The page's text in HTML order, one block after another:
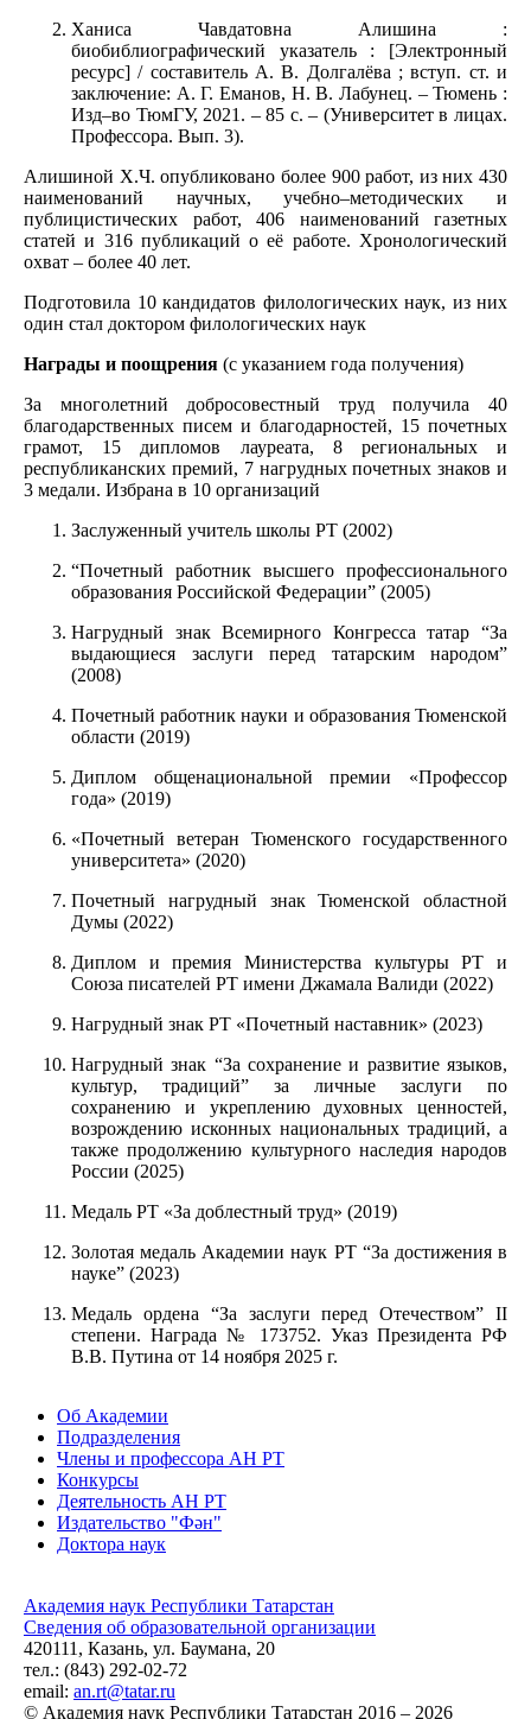
Ханиса Чавдатовна Алишина :
биобиблиографический указатель : [Электронный
ресурс] / составитель А. В. Долгалёва ; вступ. ст. и
заключение: А. Г. Еманов, Н. В. Лабунец. – Тюмень :
Изд–во ТюмГУ, 2021. – 85 с. – (Университет в лицах.
Профессора. Вып. 3).
Алишиной Х.Ч. опубликовано более 900 работ, из них 430
наименований научных, учебно–методических и
публицистических работ, 406 наименований газетных
статей и 316 публикаций о её работе. Хронологический
охват – более 40 лет.
Подготовила 10 кандидатов филологических наук, из них
один стал доктором филологических наук
Награды и поощрения (с указанием года получения)
За многолетний добросовестный труд получила 40
благодарственных писем и благодарностей, 15 почетных
грамот, 15 дипломов лауреата, 8 региональных и
республиканских премий, 7 нагрудных почетных знаков и
3 медали. Избрана в 10 организаций
Заслуженный учитель школы РТ (2002)
“Почетный работник высшего профессионального
образования Российской Федерации” (2005)
Нагрудный знак Всемирного Конгресса татар “За
выдающиеся заслуги перед татарским народом”
(2008)
Почетный работник науки и образования Тюменской
области (2019)
Диплом общенациональной премии «Профессор
года» (2019)
«Почетный ветеран Тюменского государственного
университета» (2020)
Почетный нагрудный знак Тюменской областной
Думы (2022)
Диплом и премия Министерства культуры РТ и
Союза писателей РТ имени Джамала Валиди (2022)
Нагрудный знак РТ «Почетный наставник» (2023)
Нагрудный знак “За сохранение и развитие языков,
культур, традиций” за личные заслуги по
сохранению и укреплению духовных ценностей,
возрождению исконных национальных традиций, а
также продолжению культурного наследия народов
России (2025)
Медаль РТ «За доблестный труд» (2019)
Золотая медаль Академии наук РТ “За достижения в
науке” (2023)
Медаль ордена “За заслуги перед Отечеством” ІІ
степени. Награда № 173752. Указ Президента РФ
В.В. Путина от 14 ноября 2025 г.
Об Академии
Подразделения
Члены и профессора АН РТ
Конкурсы
Деятельность АН РТ
Издательство "Фән"
Доктора наук
Академия наук Республики Татарстан
Сведения об образовательной организации
420111, Казань, ул. Баумана, 20
тел.: (843) 292-02-72
email: an.rt@tatar.ru
© Академия наук Республики Татарстан 2016 – 2026